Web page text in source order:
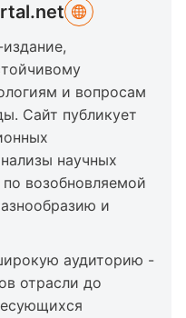
и вопросам
Сайт публикует
научных
возобновляемой
и
аудиторию -
отрасли до